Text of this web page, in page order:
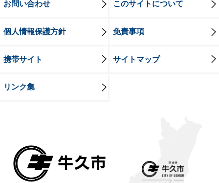
お問い合わせ このサイトについて
個人情報保護方針 免責事項
携帯サイト サイトマップ
リンク集